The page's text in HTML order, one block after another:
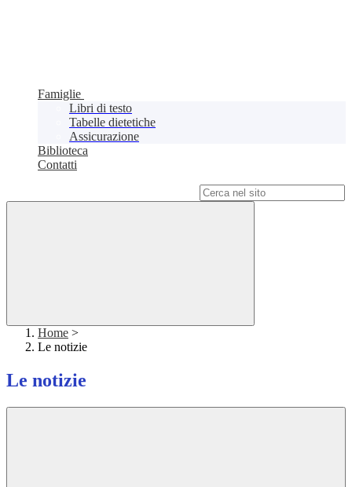
Famiglie
Libri di testo
Tabelle dietetiche
Assicurazione
Biblioteca
Contatti
Home >
Le notizie
Le notizie